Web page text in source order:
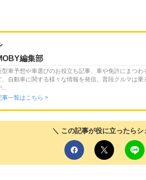
編集部
型車予想や車選びのお役立ち記事、車や免許にまつ
、自動車に関する様々な情報を発信。普段クルマは
事一覧はこちら >
＼ この記事が役に立ったらシ